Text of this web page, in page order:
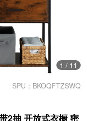
1 / 11
SPU：BKOQFTZSWQ
2抽 开放式衣橱 密